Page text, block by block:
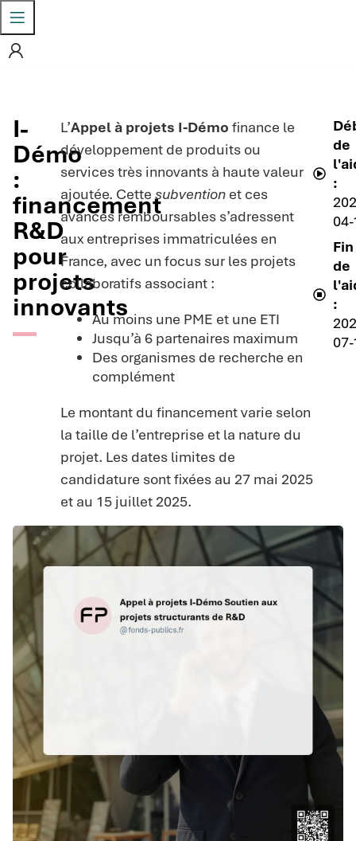
I-
Démo
:
financement
R&D
pour
projets
innovants
L’Appel à projets I-Démo finance le
développement de produits ou
services très innovants à haute valeur
ajoutée. Cettesubvention et ces
avances remboursables s’adressent
aux entreprises immatriculées en
France, avec un focus sur les projets
collaboratifs associant :
Au moins une PME et une ETI
Jusqu’à 6 partenaires maximum
Des organismes de recherche en
complément
Le montant du financement varie selon
la taille de l’entreprise et la nature du
projet. Les dates limites de
candidature sont fixées au 27 mai 2025
et au 15 juillet 2025.
de
:
Fin
de
: